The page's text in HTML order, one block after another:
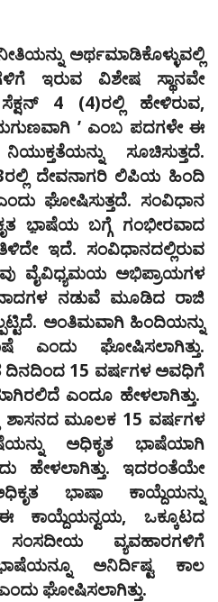
ಅರ್ಥಮಾಡಿಕೊಳ್ಳುವಲ್ಲಿ
ಇರುವ ವಿಶೇಷ ಸ್ಥಾನವೇ
4 (4)ರಲ್ಲಿ ಹೇಳಿರುವ,
ʼಎಂಬ ಪದಗಳೇ ಈ
ಸೂಚಿಸುತ್ತದೆ.
ದೇವನಾಗರಿ ಲಿಪಿಯ ಹಿಂದಿ
ಘೋಷಿಸುತ್ತದೆ. ಸಂವಿಧಾನ
ಭಾ಼ಷೆಯ ಬಗ್ಗೆ ಗಂಭೀರವಾದ
ಇದೆ. ಸಂವಿಧಾನದಲ್ಲಿರುವ
ವೈವಿಧ್ಯಮಯ ಅಭಿಪ್ರಾಯಗಳ
ನಡುವೆ ಮೂಡಿದ ರಾಜಿ
ಅಂತಿಮವಾಗಿ ಹಿಂದಿಯನ್ನು
ಎಂದು ಘೋಷಿಸಲಾಗಿತ್ತು.
ದಿನದಿಂದ 15 ವರ್ಷಗಳ ಅವಧಿಗೆ
ಎಂದೂ ಹೇಳಲಾಗಿತ್ತು.
ಶಾಸನದ ಮೂಲಕ 15 ವರ್ಷಗಳ
ಅಧಿಕೃತ ಭಾಷೆಯಾಗಿ
ಹೇಳಲಾಗಿತ್ತು. ಇದರಂತೆಯೇ
ಭಾಷಾ ಕಾಯ್ದೆಯನ್ನು
ಕಾಯ್ದೆಯನ್ವಯ, ಒಕ್ಕೂಟದ
ವ್ಯವಹಾರಗಳಿಗೆ
ಅನಿರ್ದಿಷ್ಟ ಕಾಲ
ಘೋಷಿಸಲಾಗಿತ್ತು.